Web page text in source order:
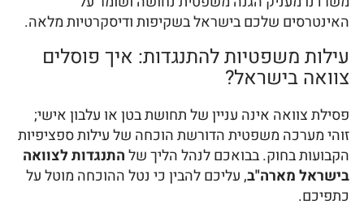
האינטרסים שלכם בישראל בשקיפות ודיסקרטיות מלאה.
עילות משפטיות להתנגדות: איך פוסלים
צוואה בישראל?
פסילת צוואה אינה עניין של תחושת בטן או עלבון אישי;
זוהי מערכה משפטית הדורשת הוכחה של עילות ספציפיות
הקבועות בחוק. בבואכם לנהל הליך שלהתנגדות לצוואה
בישראל מארה"ב, עליכם להבין כי נטל ההוכחה מוטל על
כתפיכם.